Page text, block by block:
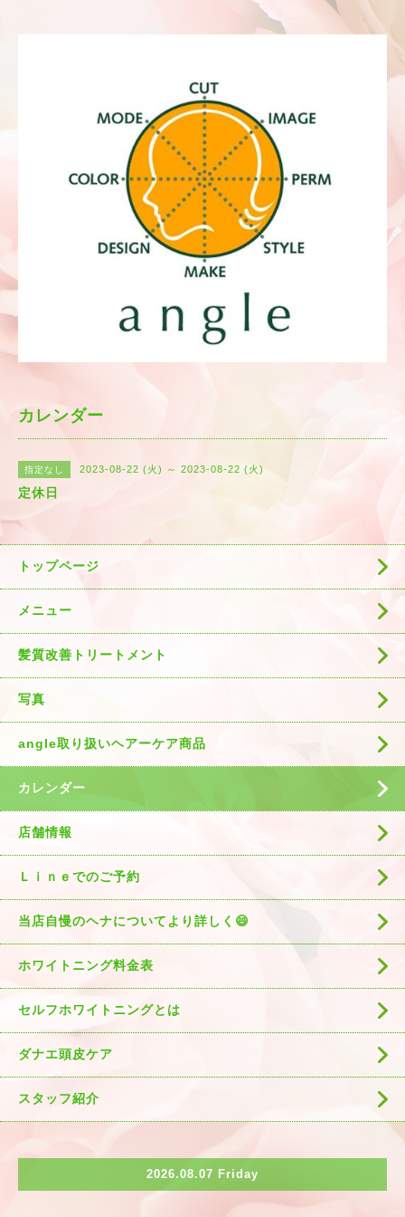
カレンダー
指定なし 2023-08-22 (火) ～ 2023-08-22 (火)
定休日
トップページ
メニュー
髪質改善トリートメント
写真
angle取り扱いヘアーケア商品
カレンダー
店舗情報
Ｌｉｎｅでのご予約
当店自慢のヘナについてより詳しく😄
ホワイトニング料金表
セルフホワイトニングとは
ダナエ頭皮ケア
スタッフ紹介
2026.08.07 Friday